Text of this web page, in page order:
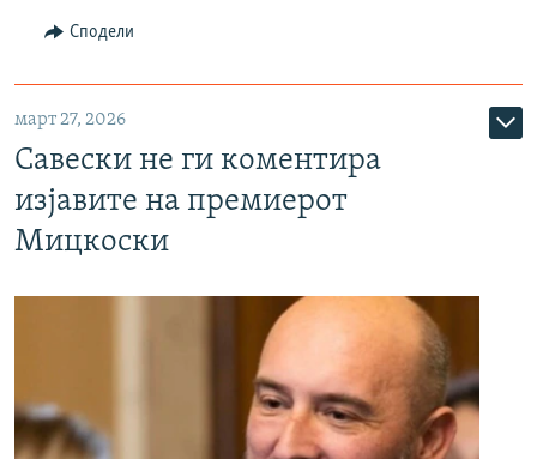
Сподели
март 27, 2026
Савески не ги коментира
изјавите на премиерот
Мицкоски